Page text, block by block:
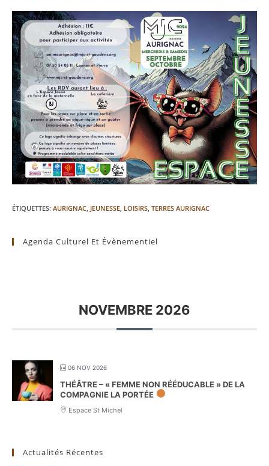
ÉTIQUETTES: AURIGNAC JEUNESSE LOISIRS TERRES AURIGNAC
Agenda Culturel Et Évènementiel
NOVEMBRE 2026
06 NOV 2026
THÉÂTRE – « FEMME NON RÉÉDUCABLE » DE LA
COMPAGNIE LA PORTÉE
Espace St Michel
Actualités Récentes